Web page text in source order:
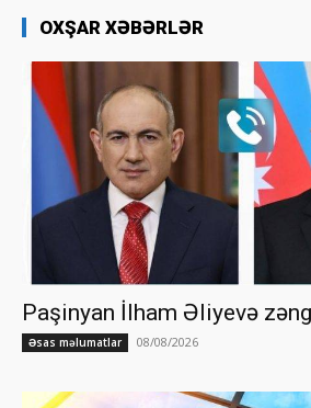
OXŞAR XƏBƏRLƏR
Paşinyan İlham Əliyevə
Əsas məlumatlar 08/08/2026